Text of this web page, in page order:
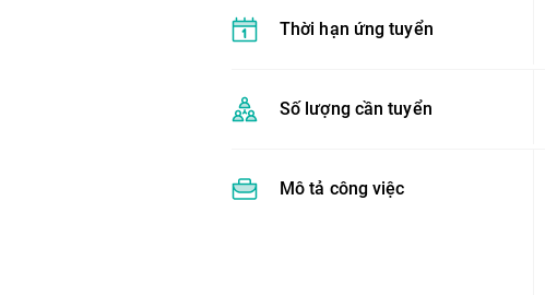
Thời hạn ứng tuyển
Số lượng cần tuyển
Mô tả công việc